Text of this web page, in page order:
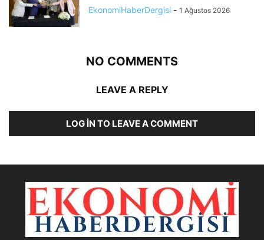
EkonomiHaberDergisi - 1 Ağustos 2026
NO COMMENTS
LEAVE A REPLY
LOG IN TO LEAVE A COMMENT